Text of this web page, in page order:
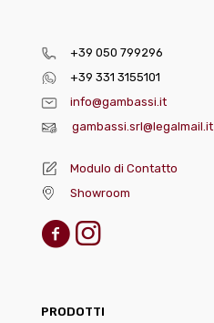
+39 050 799296
+39 331 3155101
info@gambassi.it
gambassi.srl@legalmail.it
Modulo di Contatto
Showroom
PRODOTTI